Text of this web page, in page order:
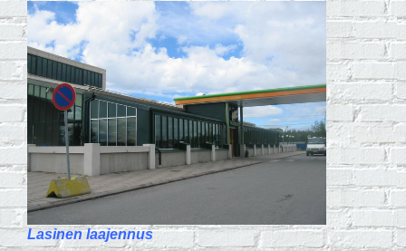
Lasinen laajennus